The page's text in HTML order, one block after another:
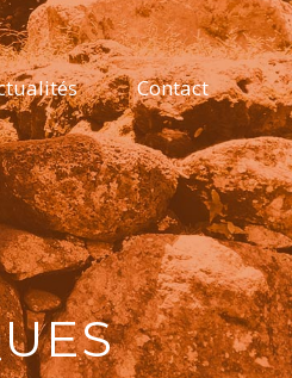
Contact